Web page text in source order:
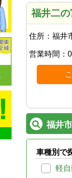
福井二
住所： 福井
営業時間：
福井
車種別で
軽